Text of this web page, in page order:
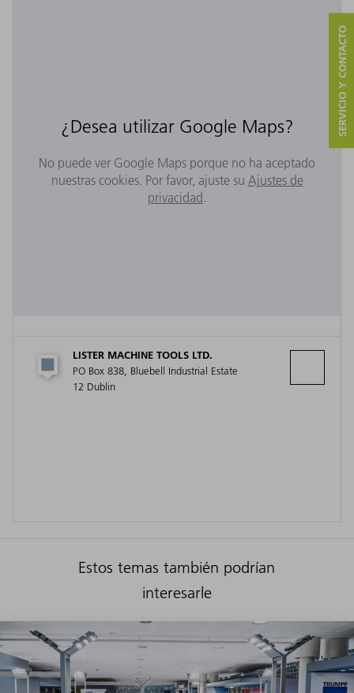
¿Desea utilizar Google Maps?
No puede ver Google Maps porque no ha aceptado
nuestras cookies. Por favor, ajuste su Ajustes de
privacidad.
LISTER MACHINE TOOLS LTD.
PO Box 838, Bluebell Industrial Estate
12 Dublin
Estos temas también podrían
interesarle
SERVICIO Y CONTACTO